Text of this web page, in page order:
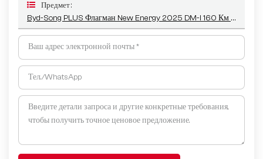
Предмет :
Byd-Song PLUS Флагман New Energy 2025 DM-I 160 Км PLUS